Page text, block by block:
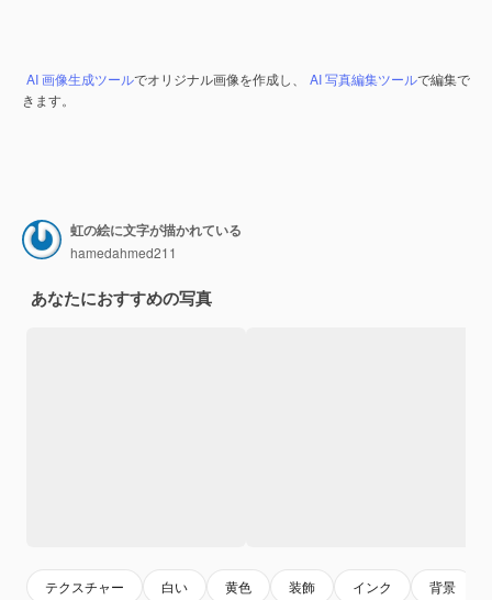
AI 画像生成ツールでオリジナル画像を作成し、 AI 写真編集ツールで編集で
きます。
虹の絵に文字が描かれている
hamedahmed211
あなたにおすすめの写真
テクスチャー 白い 黄色 装飾 インク 背景